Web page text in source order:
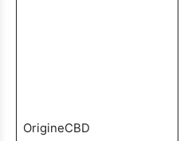
OrigineCBD